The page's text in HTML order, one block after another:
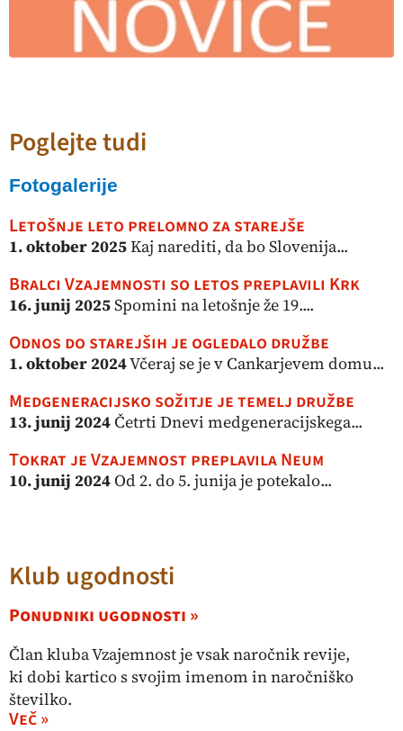
Poglejte tudi
Fotogalerije
Letošnje leto prelomno za starejše
1. oktober 2025Kaj narediti, da bo Slovenija...
Bralci Vzajemnosti so letos preplavili Krk
16. junij 2025Spomini na letošnje že 19....
Odnos do starejših je ogledalo družbe
1. oktober 2024Včeraj se je v Cankarjevem domu...
Medgeneracijsko sožitje je temelj družbe
13. junij 2024Četrti Dnevi medgeneracijskega...
Tokrat je Vzajemnost preplavila Neum
10. junij 2024Od 2. do 5. junija je potekalo...
Klub ugodnosti
Ponudniki ugodnosti »
Član kluba Vzajemnost je vsak naročnik revije,
ki dobi kartico s svojim imenom in naročniško
številko.
Več »